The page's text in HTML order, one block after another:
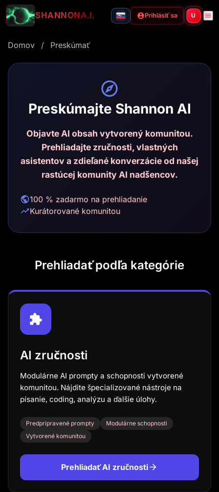
SHANNONA.I. Prihlásiť sa U
Domov / Preskúmať
Preskúmajte Shannon AI
Objavte AI obsah vytvorený komunitou.
Prehliadajte zručnosti, vlastných
asistentov a zdieľané konverzácie od našej
rastúcej komunity AI nadšencov.
100 % zadarmo na prehliadanie
Kurátorované komunitou
Prehliadať podľa kategórie
AI zručnosti
Modulárne AI prompty a schopnosti vytvorené
komunitou. Nájdite špecializované nástroje na
písanie, coding, analýzu a ďalšie úlohy.
Predpripravené prompty
Modulárne schopnosti
Vytvorené komunitou
Prehliadať AI zručnosti